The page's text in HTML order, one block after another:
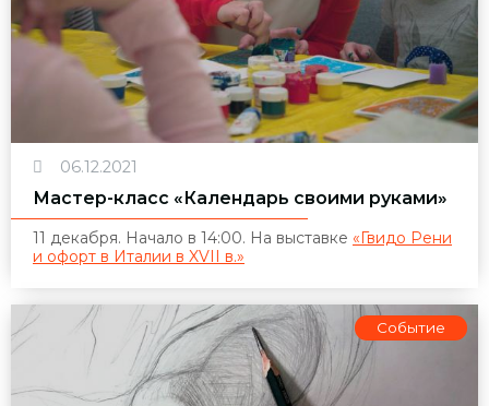
06.12.2021
Мастер-класс «Календарь своими руками»
11 декабря. Начало в 14:00. На выставке «Гвидо Рени
и офорт в Италии в XVII в.»
Событие